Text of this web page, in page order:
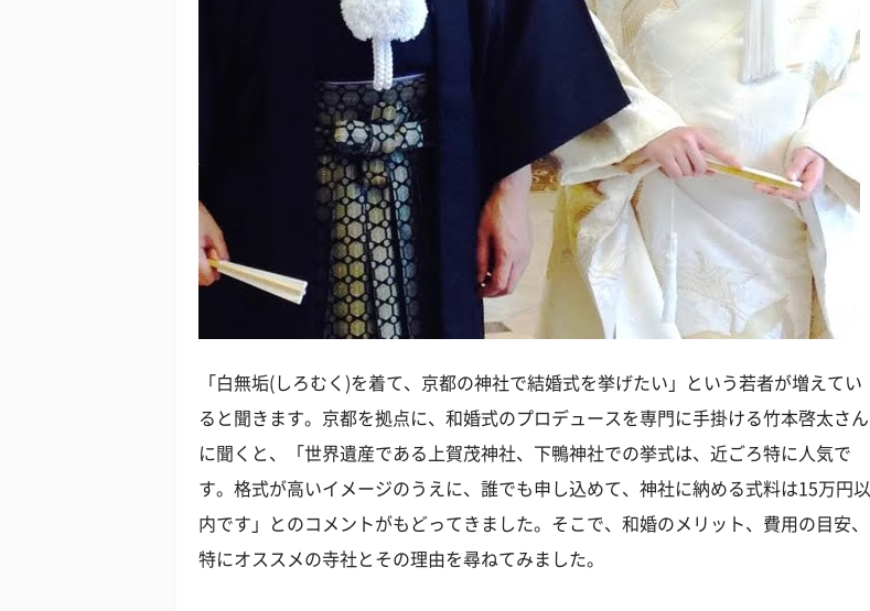
「白無垢(しろむく)を着て、京都の神社で結婚式を挙げたい」という若者が増えてい
ると聞きます。京都を拠点に、和婚式のプロデュースを専門に手掛ける竹本啓太さん
に聞くと、「世界遺産である上賀茂神社、下鴨神社での挙式は、近ごろ特に人気で
す。格式が高いイメージのうえに、誰でも申し込めて、神社に納める式料は15万円以
内です」とのコメントがもどってきました。そこで、和婚のメリット、費用の目安、
特にオススメの寺社とその理由を尋ねてみました。